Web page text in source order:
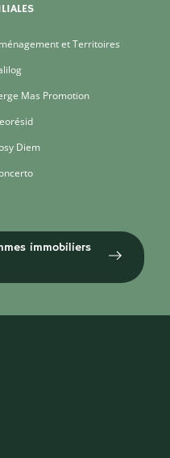
et Territoires
Mas Promotion
Diem
immobiliers